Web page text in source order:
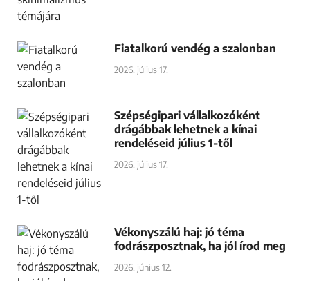
Fiatalkorú vendég a szalonban
2026. július 17.
Szépségipari vállalkozóként
drágábbak lehetnek a kínai
rendeléseid július 1-től
2026. július 17.
Vékonyszálú haj: jó téma
fodrászposztnak, ha jól írod meg
2026. június 12.